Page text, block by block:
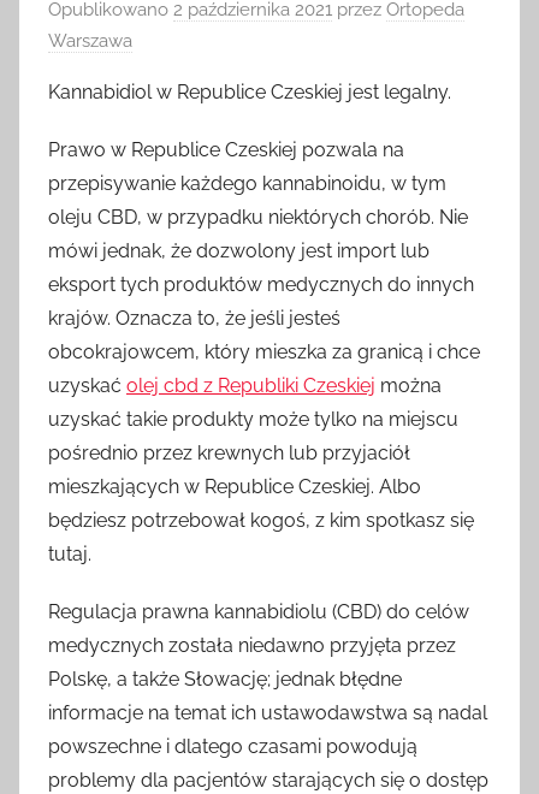
Opublikowano 2 października 2021 przez Ortopeda
Warszawa
Kannabidiol w Republice Czeskiej jest legalny.
Prawo w Republice Czeskiej pozwala na
przepisywanie każdego kannabinoidu, w tym
oleju CBD, w przypadku niektórych chorób. Nie
mówi jednak, że dozwolony jest import lub
eksport tych produktów medycznych do innych
krajów. Oznacza to, że jeśli jesteś
obcokrajowcem, który mieszka za granicą i chce
uzyskać olej cbd z Republiki Czeskiej można
uzyskać takie produkty może tylko na miejscu
pośrednio przez krewnych lub przyjaciół
mieszkających w Republice Czeskiej. Albo
będziesz potrzebował kogoś, z kim spotkasz się
tutaj.
Regulacja prawna kannabidiolu (CBD) do celów
medycznych została niedawno przyjęta przez
Polskę, a także Słowację; jednak błędne
informacje na temat ich ustawodawstwa są nadal
powszechne i dlatego czasami powodują
problemy dla pacjentów starających się o dostęp